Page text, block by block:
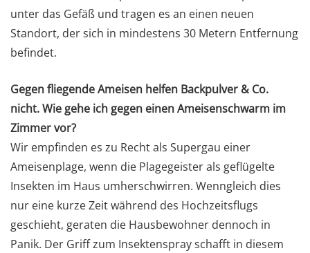
unter das Gefäß und tragen es an einen neuen
Standort, der sich in mindestens 30 Metern Entfernung
befindet.
Gegen fliegende Ameisen helfen Backpulver & Co.
nicht. Wie gehe ich gegen einen Ameisenschwarm im
Zimmer vor?
Wir empfinden es zu Recht als Supergau einer
Ameisenplage, wenn die Plagegeister als geflügelte
Insekten im Haus umherschwirren. Wenngleich dies
nur eine kurze Zeit während des Hochzeitsflugs
geschieht, geraten die Hausbewohner dennoch in
Panik. Der Griff zum Insektenspray schafft in diesem